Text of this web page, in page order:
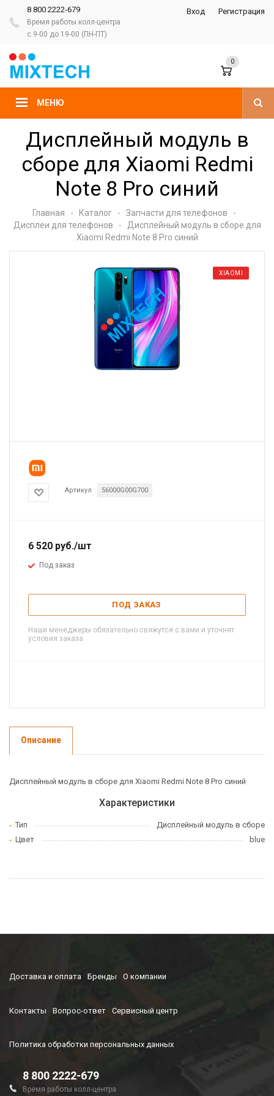
8 800 2222-679
Время работы колл-центра
с 9-00 до 19-00 (ПН-ПТ)
Вход Регистрация
МЕНЮ
0
Дисплейный модуль в
сборе для Xiaomi Redmi
Note 8 Pro синий
Главная - Каталог - Запчасти для телефонов
-
Дисплеи для телефонов
-
Дисплейный модуль в сборе для
Xiaomi Redmi Note 8 Pro синий
XIAOMI
Артикул 56000G00G700
6 520 руб./шт
Под заказ
ПОД ЗАКАЗ
Наши менеджеры обязательно свяжутся с вами и уточнят
условия заказа
Описание
Дисплейный модуль в сборе для Xiaomi Redmi Note 8 Pro синий
Характеристики
Тип
Дисплейный модуль в сборе
Цвет
blue
Доставка и оплата Бренды О компании
Контакты Вопрос-ответ Сервисный центр
Политика обработки персональных данных
8 800 2222-679
Время работы колл-центра